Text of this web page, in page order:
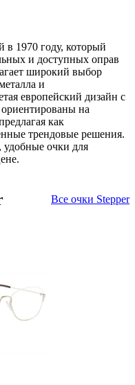
1970 году, который
и доступных оправ
широкий выбор
и
европейский дизайн с
на
как
трендовые решения.
очки для
Все очки Stepper